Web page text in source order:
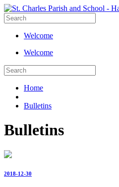
Welcome
Welcome
Home
Bulletins
Bulletins
2018-12-30